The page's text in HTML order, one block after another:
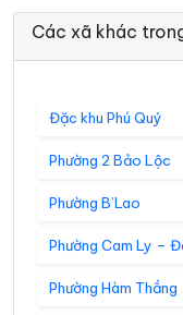
Các xã khác
Đặc khu Phú Quý
Phường 2 Bảo Lộc
Phường B’Lao
Phường Cam Ly –
Phường Hàm Thắng